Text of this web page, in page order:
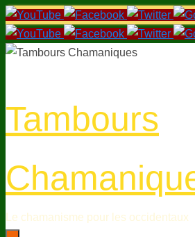
Passer
au
contenu
Tambours
Le chamanisme pour les occidentaux